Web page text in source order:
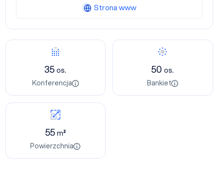
35os.
Konferencja
50os.
Bankiet
55m²
Powierzchnia
Strona www